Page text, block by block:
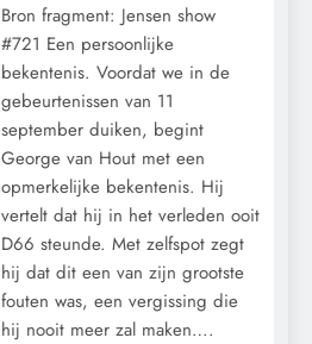
Bron fragment: Jensen show
#721 Een persoonlijke
bekentenis. Voordat we in de
gebeurtenissen van 11
september duiken, begint
George van Hout met een
opmerkelijke bekentenis. Hij
vertelt dat hij in het verleden ooit
D66 steunde. Met zelfspot zegt
hij dat dit een van zijn grootste
fouten was, een vergissing die
hij nooit meer zal maken….